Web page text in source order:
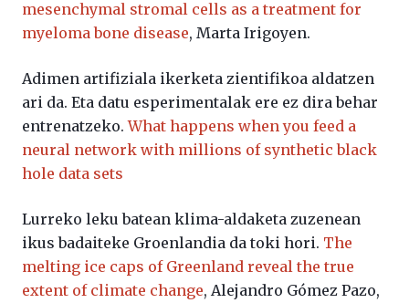
mesenchymal stromal cells as a treatment for
myeloma bone disease, Marta Irigoyen.
Adimen artifiziala ikerketa zientifikoa aldatzen
ari da. Eta datu esperimentalak ere ez dira behar
entrenatzeko.What happens when you feed a
neural network with millions of synthetic black
hole data sets
Lurreko leku batean klima-aldaketa zuzenean
ikus badaiteke Groenlandia da toki hori. The
melting ice caps of Greenland reveal the true
extent of climate change, Alejandro Gómez Pazo,